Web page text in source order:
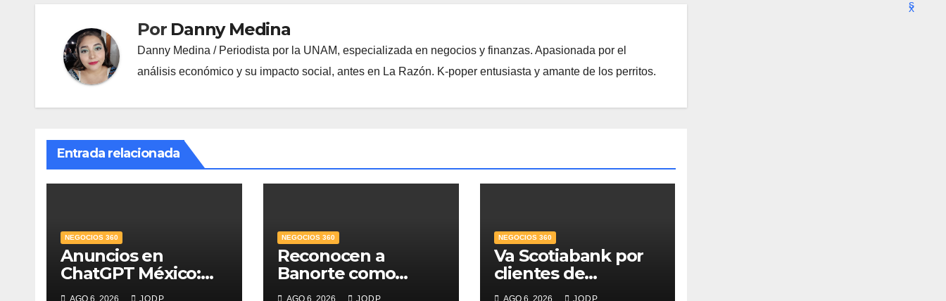
Por Danny Medina
Danny Medina / Periodista por la UNAM, especializada en negocios y finanzas. Apasionada por el
análisis económico y su impacto social, antes en La Razón. K-poper entusiasta y amante de los perritos.
Entrada relacionada
NEGOCIOS 360
Anuncios en
ChatGPT México:
¿quién los verá y
AGO 6, 2026 JODP
NEGOCIOS 360
Reconocen a
Banorte como
Mejor Banco para
AGO 6, 2026 JODP
NEGOCIOS 360
Va Scotiabank por
clientes de
patrimonio
AGO 6, 2026 JODP